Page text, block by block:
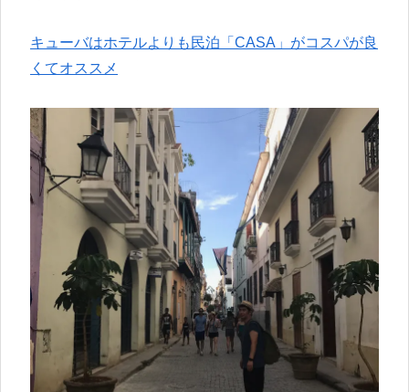
キューバはホテルよりも民泊「CASA」がコスパが良
くてオススメ